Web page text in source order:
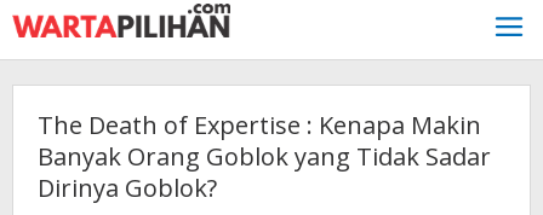
Skip
to
content
The Death of Expertise : Kenapa Makin
Banyak Orang Goblok yang Tidak Sadar
Dirinya Goblok?